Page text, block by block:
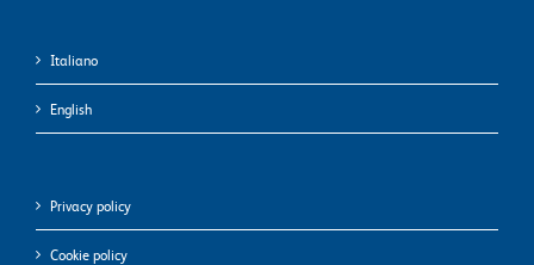
Italiano
English
Privacy policy
Cookie policy